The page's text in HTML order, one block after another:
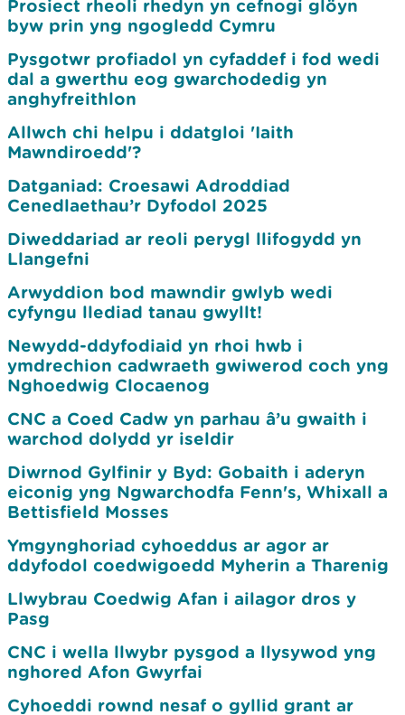
Prosiect rheoli rhedyn yn cefnogi glöyn
byw prin yng ngogledd Cymru
Pysgotwr profiadol yn cyfaddef i fod wedi
dal a gwerthu eog gwarchodedig yn
anghyfreithlon
Allwch chi helpu i ddatgloi 'Iaith
Mawndiroedd'?
Datganiad: Croesawi Adroddiad
Cenedlaethau’r Dyfodol 2025
Diweddariad ar reoli perygl llifogydd yn
Llangefni
Arwyddion bod mawndir gwlyb wedi
cyfyngu llediad tanau gwyllt!
Newydd-ddyfodiaid yn rhoi hwb i
ymdrechion cadwraeth gwiwerod coch yng
Nghoedwig Clocaenog
CNC a Coed Cadw yn parhau â’u gwaith i
warchod dolydd yr iseldir
Diwrnod Gylfinir y Byd: Gobaith i aderyn
eiconig yng Ngwarchodfa Fenn's, Whixall a
Bettisfield Mosses
Ymgynghoriad cyhoeddus ar agor ar
ddyfodol coedwigoedd Myherin a Tharenig
Llwybrau Coedwig Afan i ailagor dros y
Pasg
CNC i wella llwybr pysgod a llysywod yng
nghored Afon Gwyrfai
Cyhoeddi rownd nesaf o gyllid grant ar